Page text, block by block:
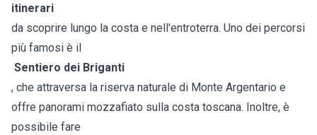
itinerari
da scoprire lungo la costa e nell'entroterra. Uno dei percorsi
più famosi è il
Sentiero dei Briganti
, che attraversa la riserva naturale di Monte Argentario e
offre panorami mozzafiato sulla costa toscana. Inoltre, è
possibile fare